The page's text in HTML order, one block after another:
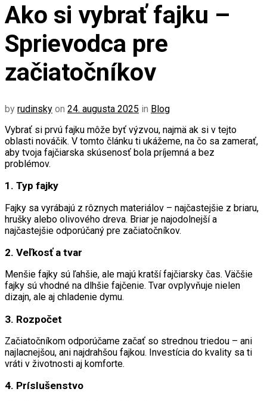
Ako si vybrať fajku –
Sprievodca pre
začiatočníkov
by rudinsky on 24. augusta 2025 in Blog
Vybrať si prvú fajku môže byť výzvou, najmä ak si v tejto
oblasti nováčik. V tomto článku ti ukážeme, na čo sa zamerať,
aby tvoja fajčiarska skúsenosť bola príjemná a bez
problémov.
1. Typ fajky
Fajky sa vyrábajú z rôznych materiálov – najčastejšie z briaru,
hrušky alebo olivového dreva. Briar je najodolnejší a
najčastejšie odporúčaný pre začiatočníkov.
2. Veľkosť a tvar
Menšie fajky sú ľahšie, ale majú kratší fajčiarsky čas. Väčšie
fajky sú vhodné na dlhšie fajčenie. Tvar ovplyvňuje nielen
dizajn, ale aj chladenie dymu.
3. Rozpočet
Začiatočníkom odporúčame začať so strednou triedou – ani
najlacnejšou, ani najdrahšou fajkou. Investícia do kvality sa ti
vráti v životnosti aj komforte.
4. Príslušenstvo